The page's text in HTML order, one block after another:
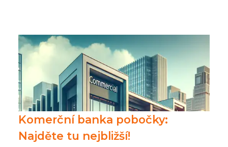
Komerční banka pobočky:
Najděte tu nejbližší!